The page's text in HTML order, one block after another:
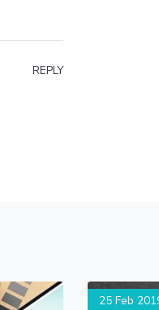
REPLY
25 Feb